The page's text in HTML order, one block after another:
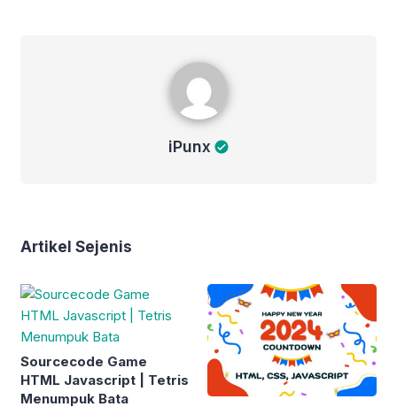
iPunx
Artikel Sejenis
Sourcecode Game
HTML Javascript | Tetris
Menumpuk Bata